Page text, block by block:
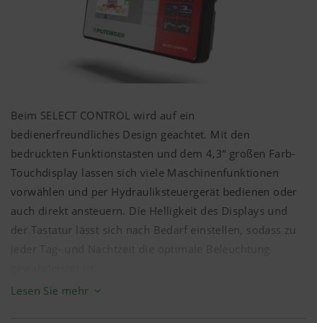
Inhalte unserer Website genutzt werden und wie
häufig diese aufgerufen werden.
Google
Analytics
Analyse der
Benutzung der
Website, siehe
6 Monate
Beim SELECT CONTROL wird auf ein
bedienerfreundliches Design geachtet. Mit den
bedruckten Funktionstasten und dem 4,3“ großen Farb-
Touchdisplay lassen sich viele Maschinenfunktionen
vorwählen und per Hydrauliksteuergerät bedienen oder
auch direkt ansteuern. Die Helligkeit des Displays und
der Tastatur lässt sich nach Bedarf einstellen, sodass zu
Lesen Sie mehr